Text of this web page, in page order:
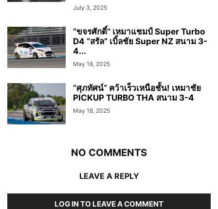
July 3, 2025
“ขจรศักดิ์” เหมาแชมป์ Super Turbo
D4 “สรัล” เบิ้ลชัย Super NZ สนาม 3-
4...
May 18, 2025
“ศุภทัศน์“ คว้าเร็วเหนือชั้น! เหมาชัย
PICKUP TURBO THA สนาม 3-4
May 18, 2025
NO COMMENTS
LEAVE A REPLY
LOG IN TO LEAVE A COMMENT